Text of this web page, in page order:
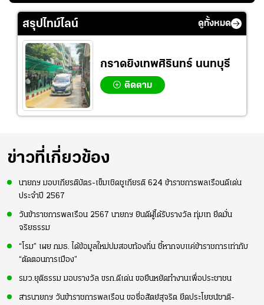
ลังกาสุดพริ้ว
พยายามลงสนามให้
CUP 2026" เลก
สอง!!
สรุปไทม์ไลน์ ดูทั้งหมด
กราดยิงเทพศิรินทร์ นนทบุรี
ติดตาม
ข่าวที่เกี่ยวข้อง
นายกฯ มอบเกียรติบัตร-เข็มเชิดชูเกียรติ 624 ข้าราชการพลเรือนดีเด่น
ประจำปี 2567
วันข้าราชการพลเรือน 2567 นายกฯ ยินดีผู้ได้รับรางวัล ทุ่มเท ยึดมั่น
จริยธรรม
“โรม” เผย กมธ. ได้ข้อมูลใหม่ปมสอบท้องถิ่น ชี้หากจบแค่ข้าราชการเท่ากับ
“ตัดตอนการเมือง”
รมว.ยุติธรรม มอบรางวัล ขรก.ดีเด่น ขอยืนหยัดทำงานเพื่อประชาชน
สารนายกฯ วันข้าราชการพลเรือน ขอซื่อสัตย์สุจริต ยึดประโยชน์ชาติ-